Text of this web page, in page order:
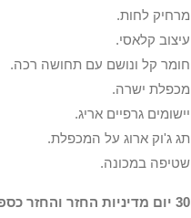
מרחיק לחות.
עיצוב קלאסי.
חומר קל ונושם עם תחושה רכה.
מכפלת ישרה.
יישומים גרפיים אריג.
תג ג'וק ארוג על המכפלת.
שטיפה במכונה.
30 יום מדיניות החזר והחזר כספי